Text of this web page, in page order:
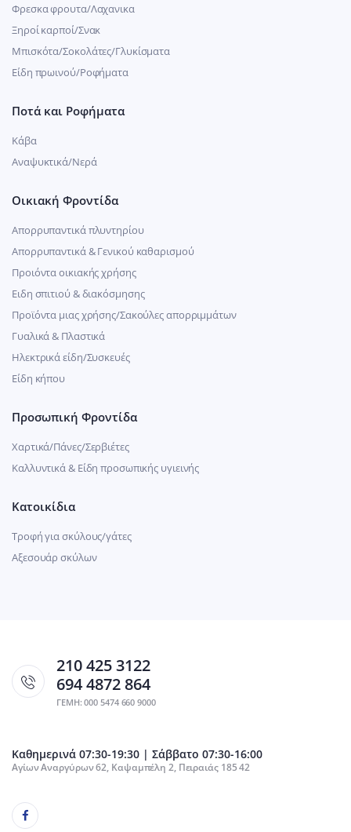
Φρεσκα φρουτα/Λαχανικα
Ξηροί καρποί/Σνακ
Μπισκότα/Σοκολάτες/Γλυκίσματα
Είδη πρωινού/Ροφήματα
Ποτά και Ροφήματα
Κάβα
Αναψυκτικά/Νερά
Οικιακή Φροντίδα
Απορρυπαντικά πλυντηρίου
Απορρυπαντικά & Γενικού καθαρισμού
Προιόντα οικιακής χρήσης
Ειδη σπιτιού & διακόσμησης
Προϊόντα μιας χρήσης/Σακούλες απορριμμάτων
Γυαλικά & Πλαστικά
Ηλεκτρικά είδη/Συσκευές
Είδη κήπου
Προσωπική Φροντίδα
Χαρτικά/Πάνες/Σερβιέτες
Καλλυντικά & Είδη προσωπικής υγιεινής
Κατοικίδια
Τροφή για σκύλους/γάτες
Αξεσουάρ σκύλων
210 425 3122
694 4872 864
ΓΕΜΗ: 000 5474 660 9000
Καθημερινά 07:30-19:30 | Σάββατο 07:30-16:00
Αγίων Αναργύρων 62, Καψαμπέλη 2, Πειραιάς 185 42